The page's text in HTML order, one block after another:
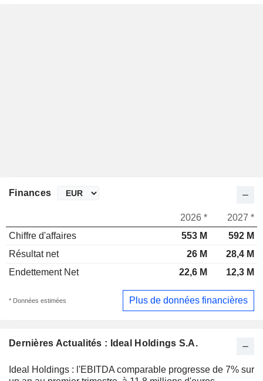
Dernières Actualités : Ideal Holdings S.A.
Ideal Holdings : l'EBITDA comparable progresse de 7% sur
Finances
2026 *
2027 *
Chiffre d'affaires
553 M
592 M
Résultat net
26 M
28,4 M
Endettement Net
22,6 M 12,3 M
* Données estimées Plus de données financières